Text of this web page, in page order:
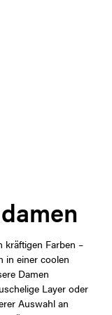
kräftigen Farben –
in einer coolen
Damen
Layer oder
Auswahl an